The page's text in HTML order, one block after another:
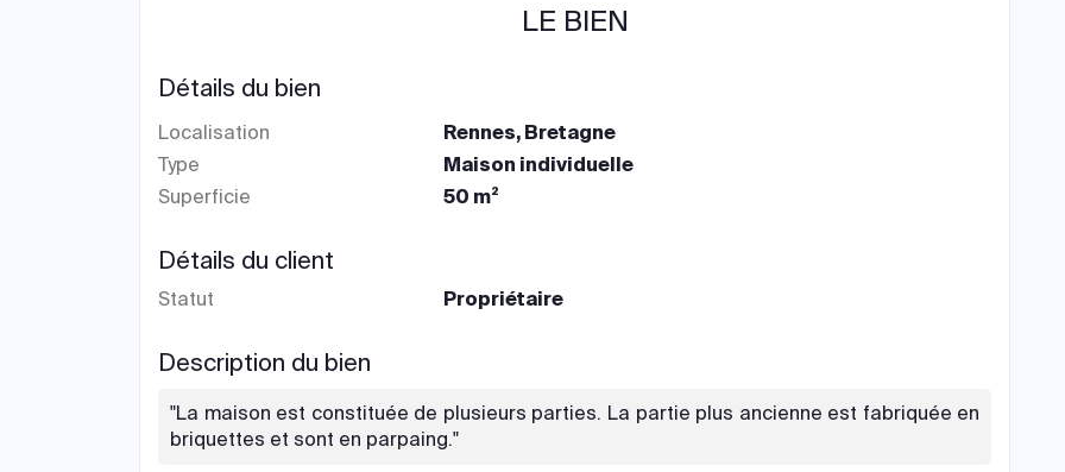
LE BIEN
Détails du bien
Localisation
Rennes, Bretagne
Type
Maison individuelle
Superficie
50 m²
Détails du client
Statut Propriétaire
Description du bien
"La maison est constituée de plusieurs parties. La partie plus ancienne est fabriquée en
briquettes et sont en parpaing."